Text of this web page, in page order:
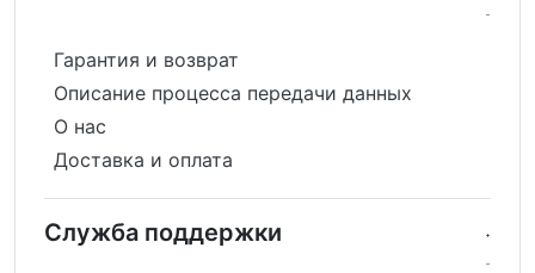
Гарантия и возврат
Описание процесса передачи данных
О нас
Доставка и оплата
Служба поддержки